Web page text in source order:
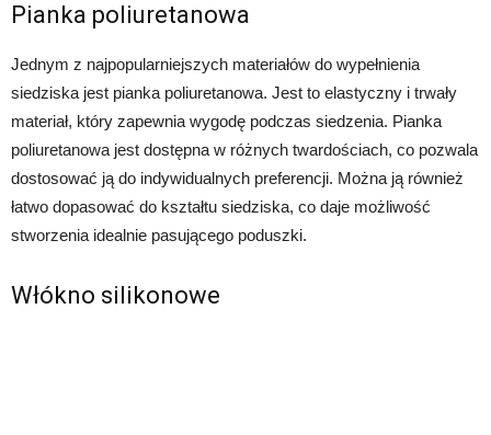
Pianka poliuretanowa
Jednym z najpopularniejszych materiałów do wypełnienia
siedziska jest pianka poliuretanowa. Jest to elastyczny i trwały
materiał, który zapewnia wygodę podczas siedzenia. Pianka
poliuretanowa jest dostępna w różnych twardościach, co pozwala
dostosować ją do indywidualnych preferencji. Można ją również
łatwo dopasować do kształtu siedziska, co daje możliwość
stworzenia idealnie pasującego poduszki.
Włókno silikonowe